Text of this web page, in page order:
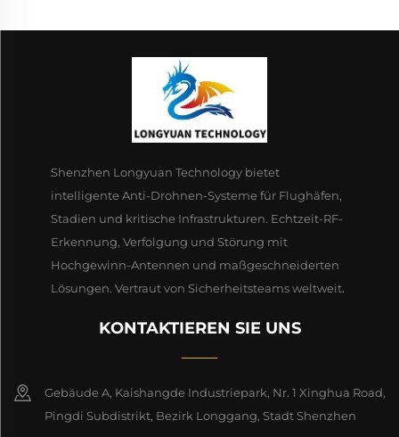
Shenzhen Longyuan Technology bietet
intelligente Anti-Drohnen-Systeme für Flughäfen,
Stadien und kritische Infrastrukturen. Echtzeit-RF-
Erkennung, Verfolgung und Störung mit
Hochgewinn-Antennen und maßgeschneiderten
Lösungen. Vertraut von Sicherheitsteams weltweit.
KONTAKTIEREN SIE UNS
Gebäude A, Kaishangde Industriepark, Nr. 1 Xinghua Road,
Pingdi Subdistrikt, Bezirk Longgang, Stadt Shenzhen